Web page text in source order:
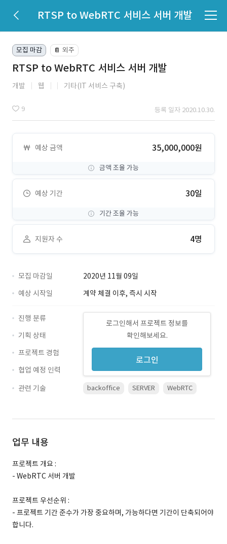
RTSP to WebRTC 서비스 서버 개발
모집 마감 📔 외주
RTSP to WebRTC 서비스 서버 개발
개발 웹 기타(IT 서비스 구축)
9 등록 일자 2020.10.30.
예상 금액 35,000,000원
금액 조율 가능
예상 기간 30일
기간 조율 가능
지원자 수 4명
모집 마감일
2020년 11월 09일
예상 시작일
계약 체결 이후, 즉시 시작
로그인해서 프로젝트 정보를
확인해보세요.
로그인
진행 분류
기획 상태
프로젝트 경험
협업 예정 인력
관련 기술
backoffice SERVER WebRTC
업무 내용
프로젝트 개요 :
- WebRTC 서버 개발
프로젝트 우선순위 :
- 프로젝트 기간 준수가 가장 중요하며, 가능하다면 기간이 단축되어야
합니다.